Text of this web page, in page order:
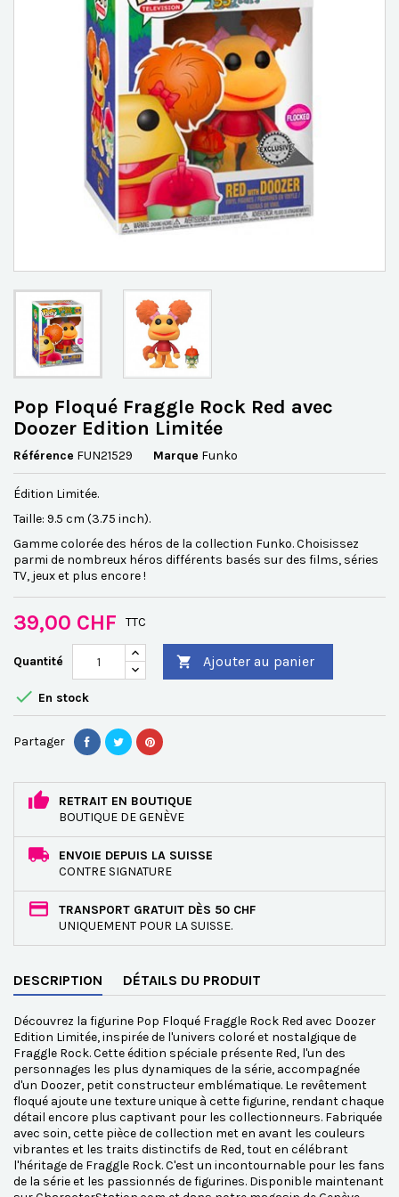
Pop Floqué Fraggle Rock Red avec
Doozer Edition Limitée
Référence FUN21529 Marque Funko
Édition Limitée.
Taille: 9.5 cm (3.75 inch).
Gamme colorée des héros de la collection Funko. Choisissez
parmi de nombreux héros différents basés sur des films, séries
TV, jeux et plus encore !
39,00 CHF TTC
Quantité  Ajouter au panier
 En stock
Partager
RETRAIT EN BOUTIQUE
BOUTIQUE DE GENÈVE
ENVOIE DEPUIS LA SUISSE
CONTRE SIGNATURE
TRANSPORT GRATUIT DÈS 50 CHF
UNIQUEMENT POUR LA SUISSE.
DESCRIPTION DÉTAILS DU PRODUIT
Découvrez la figurine Pop Floqué Fraggle Rock Red avec Doozer
Edition Limitée, inspirée de l'univers coloré et nostalgique de
Fraggle Rock. Cette édition spéciale présente Red, l'un des
personnages les plus dynamiques de la série, accompagnée
d'un Doozer, petit constructeur emblématique. Le revêtement
floqué ajoute une texture unique à cette figurine, rendant chaque
détail encore plus captivant pour les collectionneurs. Fabriquée
avec soin, cette pièce de collection met en avant les couleurs
vibrantes et les traits distinctifs de Red, tout en célébrant
l'héritage de Fraggle Rock. C'est un incontournable pour les fans
de la série et les passionnés de figurines. Disponible maintenant